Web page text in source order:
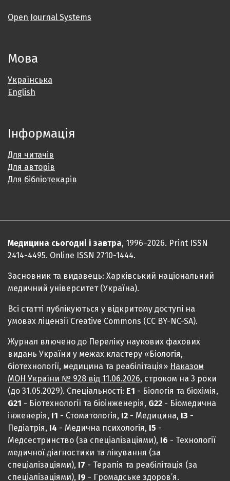
Open Journal Systems
Мова
Українська
English
Інформація
Для читачів
Для авторів
Для бібліотекарів
Медицина сьогодні і завтра, 1996–2026. Print ISSN
2414-4495. Online ISSN 2710-1444.
Засновник та видавець: Харківський національний
медичний університет (Україна).
Всі статті публікуються у відкритому доступі на
умовах ліцензії Creative Commons (CC BY-NC-SA).
Журнал влючено до Переліку наукових фахових
видань України у межах кластеру «Біологія,
біотехнології, медицина та реабілітація» Наказом
МОН України № 928 від 11.06.2026, строком на 3 роки
(до 31.05.2029). Спеціальності: Е1 - Біологія та біохімія,
G21 - Біотехнології та біоінженерія, G22 - Біомедична
інженерія, I1 - Стоматологія, I2 - Медицина, IЗ -
Педіатрія, I4 - Медична психологія, I5 -
Медсестринство (за спеціалізаціями), I6 - Технології
медичної діагностики та лікування (за
спеціалізаціями), I7 - Терапія та реабілітація (за
спеціалізаціями), I9 - Громадське здоров’я.